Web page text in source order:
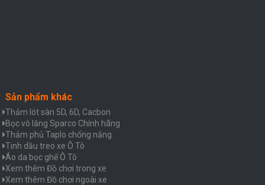
Sản phẩm khác
Thảm lót sàn 5D, 6D, Cacbon
Bọc vô lăng Sparco Chính hãng
Thảm phủ Taplo chống nắng
Tinh dầu treo xe Ô Tô
Áo da bọc ghế Ô Tô
Xem thêm Đồ chơi trong xe
Xem thêm Đồ chơi ngoài xe